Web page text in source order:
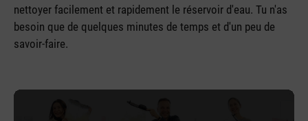
nettoyer facilement et rapidement le réservoir d'eau. Tu n'as
besoin que de quelques minutes de temps et d'un peu de
savoir-faire.